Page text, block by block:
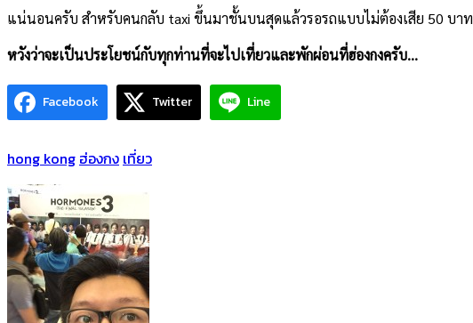
แน่นอนครับ สำหรับคนกลับ taxi ขึ้นมาชั้นบนสุดแล้วรอรถแบบไม่ต้องเสีย 50 บาท
หวังว่าจะเป็นประโยชน์กับทุกท่านที่จะไปเที่ยวและพักผ่อนที่ฮ่องกงครับ…
Facebook Twitter Line
hong kong ฮ่องกง เที่ยว